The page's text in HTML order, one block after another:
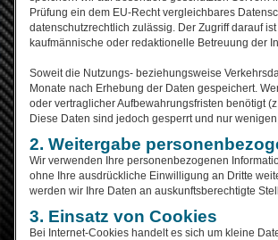
Prüfung ein dem EU-Recht vergleichbares
datenschutzrechtlich zulässig. Der Zugriff darauf
kaufmännische oder redaktionelle Betreuung der
Soweit die Nutzungs- beziehungsweise
Monate nach Erhebung der Daten gespeichert.
oder vertraglicher Aufbewahrungsfristen benötigt
Diese Daten sind jedoch gesperrt und nur
2. Weitergabe
Wir verwenden Ihre personenbezogenen
ohne Ihre ausdrückliche Einwilligung an Dritte
werden wir Ihre Daten an auskunftsberechtigte
3. Einsatz von Cookies
Bei Internet-Cookies handelt es sich um kleine